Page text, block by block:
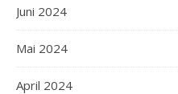
Juni 2024
Mai 2024
April 2024